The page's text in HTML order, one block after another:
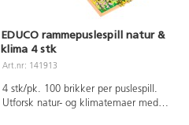
EDUCO rammepuslespill natur &
klima 4 stk
Art.nr: 141913
4 stk/pk. 100 brikker per puslespill.
Utforsk natur- og klimatemaer med